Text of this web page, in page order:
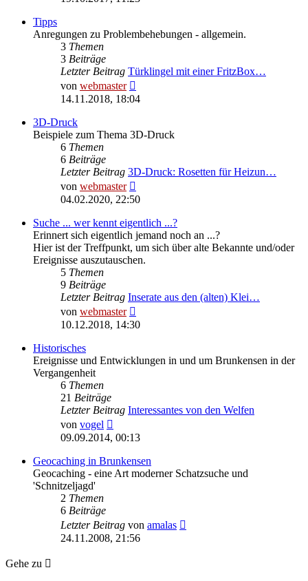
Tipps
Anregungen zu Problembehebungen - allgemein.
3 Themen
3 Beiträge
Letzter Beitrag Türklingel mit einer FritzBox…
von webmaster
Beitrag
14.11.2018, 18:04
3D-Druck
Beispiele zum Thema 3D-Druck
6 Themen
6 Beiträge
Letzter Beitrag 3D-Druck: Rosetten für Heizun…
von webmaster
Beitrag
04.02.2020, 22:50
Suche ... wer kennt eigentlich ...?
Erinnert sich eigentlich jemand noch an ...?
Hier ist der Treffpunkt, um sich über alte Bekannte und/oder
Ereignisse auszutauschen.
5 Themen
9 Beiträge
Letzter Beitrag Inserate aus den (alten) Klei…
von webmaster
Beitrag
10.12.2018, 14:30
Historisches
Ereignisse und Entwicklungen in und um Brunkensen in der
Vergangenheit
6 Themen
21 Beiträge
Letzter Beitrag Interessantes von den Welfen
von vogel
Beitrag
09.09.2014, 00:13
Geocaching in Brunkensen
Geocaching - eine Art moderner Schatzsuche und
'Schnitzeljagd'
2 Themen
6 Beiträge
Letzter Beitrag von amalas
24.11.2008, 21:56
Gehe zu